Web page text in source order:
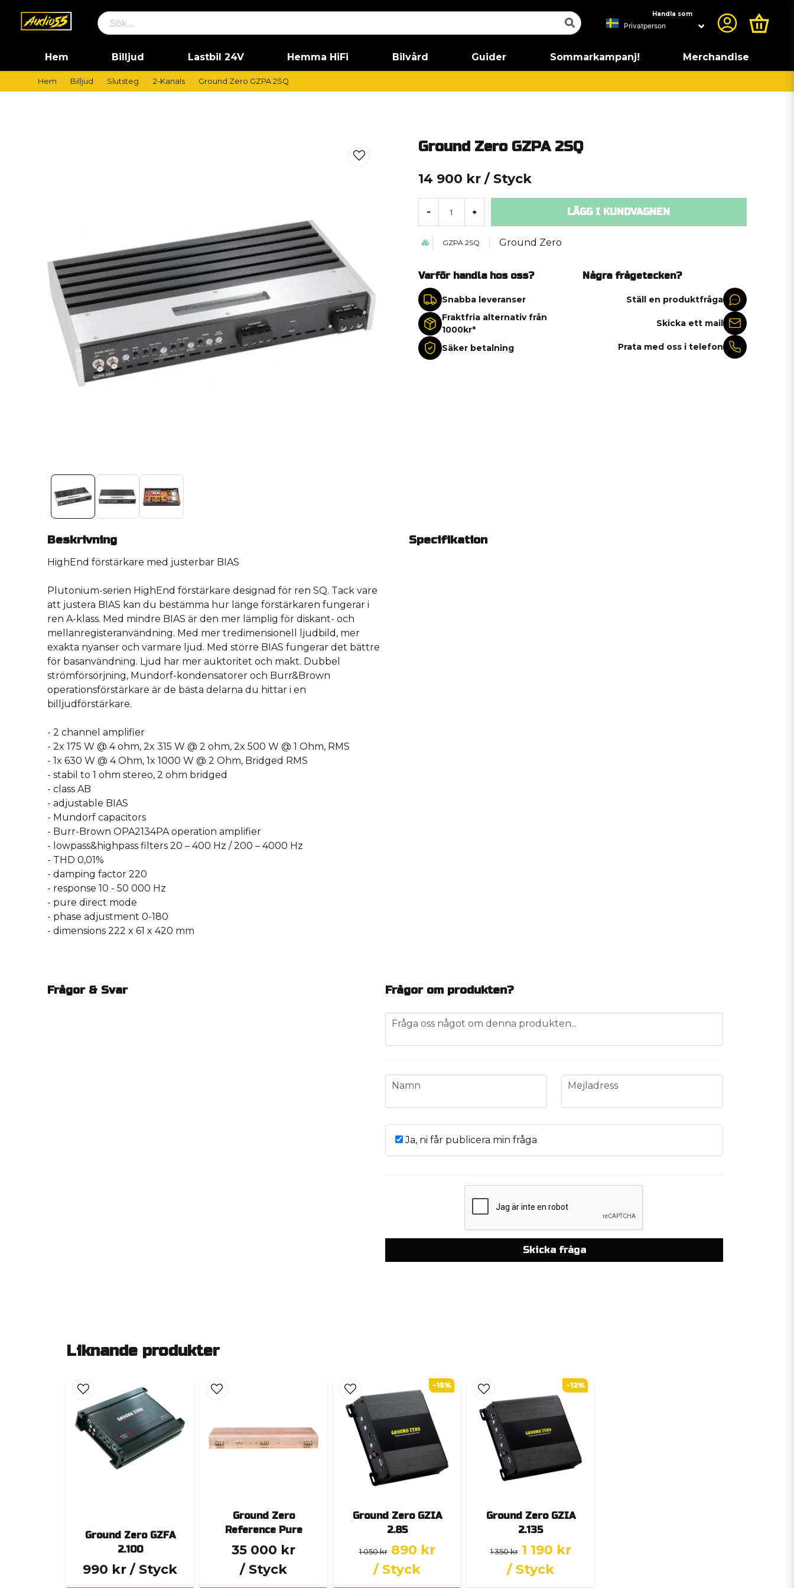
Handla som
Hem Billjud Lastbil 24V Hemma HiFi Bilvård Guider Sommarkampanj! Merchandise
Hem Billjud Slutsteg 2-Kanals Ground Zero GZPA 2SQ
Ground Zero GZPA 2SQ
14 900 kr / Styck
- + LÄGG I KUNDVAGNEN
GZPA 2SQ Ground Zero
Varför handla hos oss?
Snabba leveranser
Fraktfria alternativ från
1000kr*
Säker betalning
Några frågetecken?
Ställ en produktfråga
Skicka ett mail
Prata med oss i telefon
Beskrivning
HighEnd förstärkare med justerbar BIAS
Plutonium-serien HighEnd förstärkare designad för ren SQ. Tack vare
att justera BIAS kan du bestämma hur länge förstärkaren fungerar i
ren A-klass. Med mindre BIAS är den mer lämplig för diskant- och
mellanregisteranvändning. Med mer tredimensionell ljudbild, mer
exakta nyanser och varmare ljud. Med större BIAS fungerar det bättre
för basanvändning. Ljud har mer auktoritet och makt. Dubbel
strömförsörjning, Mundorf-kondensatorer och Burr&Brown
operationsförstärkare är de bästa delarna du hittar i en
billjudförstärkare.
- 2 channel amplifier
- 2x 175 W @ 4 ohm, 2x 315 W @ 2 ohm, 2x 500 W @ 1 Ohm, RMS
- 1x 630 W @ 4 Ohm, 1x 1000 W @ 2 Ohm, Bridged RMS
- stabil to 1 ohm stereo, 2 ohm bridged
- class AB
- adjustable BIAS
- Mundorf capacitors
- Burr-Brown OPA2134PA operation amplifier
- lowpass&highpass filters 20 – 400 Hz / 200 – 4000 Hz
- THD 0,01%
- damping factor 220
- response 10 - 50 000 Hz
- pure direct mode
- phase adjustment 0-180
- dimensions 222 x 61 x 420 mm
Specifikation
Frågor & Svar Frågor om produkten?
question
Fråga oss något om denna produkten...
name
Namn email
Mejladress
Ja, ni får publicera min fråga
Skicka fråga
Liknande produkter
Ground Zero GZFA
2.100
990 kr / Styck
Ground Zero
Reference Pure
35 000 kr
/ Styck
Ground Zero GZIA
2.85
1 050 kr 890 kr
/ Styck
-15%
Ground Zero GZIA
2.135
1 350 kr 1 190 kr
/ Styck
-12%